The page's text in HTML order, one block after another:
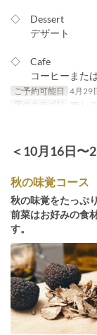
◇ Dessert
デザート
◇ Cafe
コーヒーまたは
ご予約可能日 4月29
席のカテゴリ
2F レ
＜10月16日〜
秋の味覚コース
秋の味覚をたっぷ
前菜はお好みの食
す。